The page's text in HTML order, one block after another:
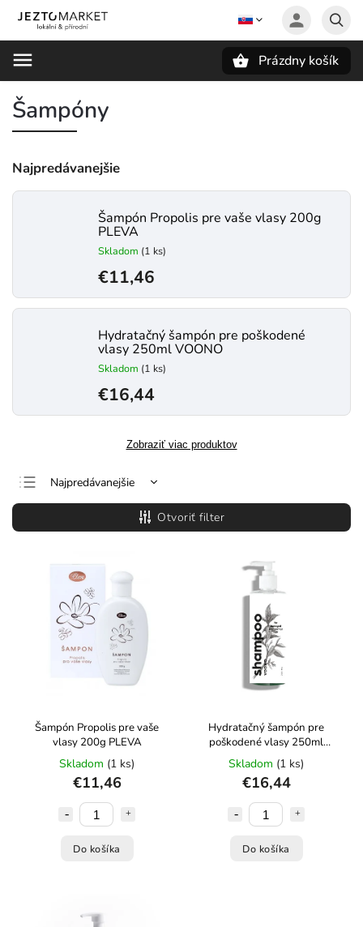
Prázdny košík
Šampóny
Najpredávanejšie
Šampón Propolis pre vaše vlasy 200g
PLEVA
Skladom (1 ks)
€11,46
Hydratačný šampón pre poškodené
vlasy 250ml VOONO
Skladom (1 ks)
€16,44
Zobraziť viac produktov
Najpredávanejšie
Najlacnejšie
Najdrahšie
Otvoriť filter
Šampón Propolis pre vaše
vlasy 200g PLEVA
Skladom (1 ks)
€11,46
Do košíka
Hydratačný šampón pre
poškodené vlasy 250ml
VOONO
Skladom (1 ks)
€16,44
Do košíka